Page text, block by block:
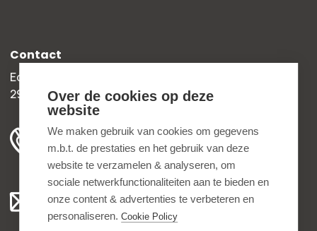
Contact
Edisonweg 30b
2952 AD Alblasserdam
+31 78 204 90 50
ma t/m vr 8.00 - 16.30 uur
Algemeen:
info@bedankjes.nl
Over de cookies op deze
website
We maken gebruik van cookies om gegevens
m.b.t. de prestaties en het gebruik van deze
website te verzamelen & analyseren, om
sociale netwerkfunctionaliteiten aan te bieden en
onze content & advertenties te verbeteren en
personaliseren.Cookie Policy